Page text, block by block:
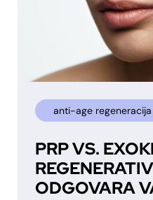
anti-age regeneracija
PRP VS.
ODGOVARA